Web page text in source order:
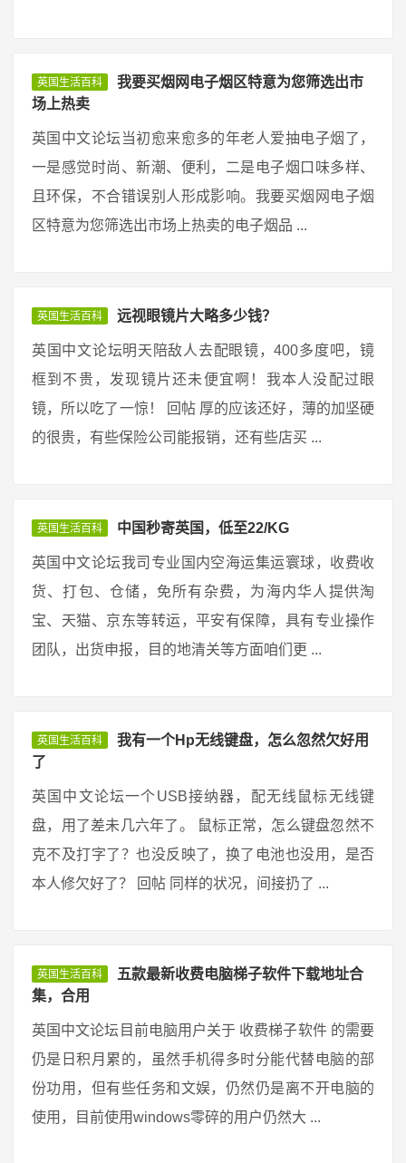
英国生活百科
我要买烟网电子烟区特意为您筛选出市
场上热卖
英国中文论坛当初愈来愈多的年老人爱抽电子烟了，
一是感觉时尚、新潮、便利，二是电子烟口味多样、
且环保，不合错误别人形成影响。我要买烟网电子烟
区特意为您筛选出市场上热卖的电子烟品 ...
英国生活百科 远视眼镜片大略多少钱？
英国中文论坛明天陪敌人去配眼镜，400多度吧，镜
框到不贵，发现镜片还未便宜啊！我本人没配过眼
镜，所以吃了一惊！ 回帖 厚的应该还好，薄的加坚硬
的很贵，有些保险公司能报销，还有些店买 ...
英国生活百科 中国秒寄英国，低至22/KG
英国中文论坛我司专业国内空海运集运寰球，收费收
货、打包、仓储，免所有杂费，为海内华人提供淘
宝、天猫、京东等转运，平安有保障，具有专业操作
团队，出货申报，目的地清关等方面咱们更 ...
英国生活百科
我有一个Hp无线键盘，怎么忽然欠好用
了
英国中文论坛一个USB接纳器，配无线鼠标无线键
盘，用了差未几六年了。 鼠标正常，怎么键盘忽然不
克不及打字了？也没反映了，换了电池也没用，是否
本人修欠好了？ 回帖 同样的状况，间接扔了 ...
英国生活百科
五款最新收费电脑梯子软件下载地址合
集，合用
英国中文论坛目前电脑用户关于 收费梯子软件 的需要
仍是日积月累的，虽然手机得多时分能代替电脑的部
份功用，但有些任务和文娱，仍然仍是离不开电脑的
使用，目前使用windows零碎的用户仍然大 ...